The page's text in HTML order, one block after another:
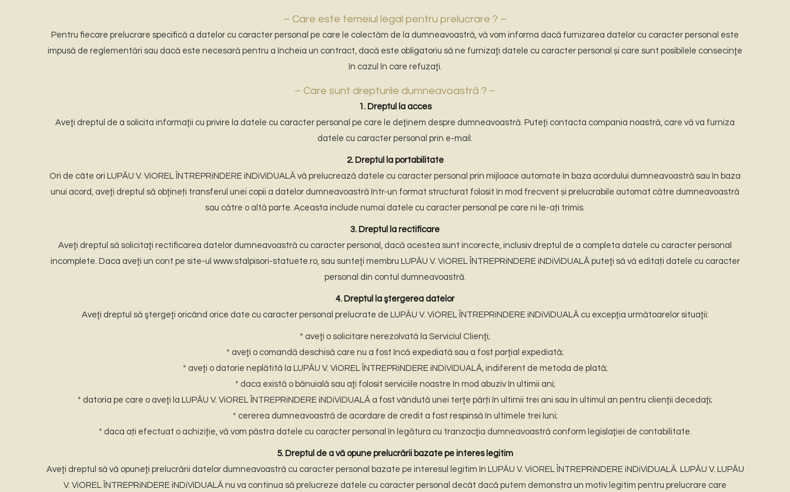
– Care este temeiul legal pentru prelucrare ? –
Pentru fiecare prelucrare specifică a datelor cu caracter personal pe care le colectăm de la dumneavoastră, vă vom informa dacă furnizarea datelor cu caracter personal este
impusă de reglementări sau dacă este necesară pentru a încheia un contract, dacă este obligatoriu să ne furnizaţi datele cu caracter personal și care sunt posibilele consecinţe
în cazul în care refuzaţi.
– Care sunt drepturile dumneavoastră ? –
1. Dreptul la acces
Aveţi dreptul de a solicita informaţii cu privire la datele cu caracter personal pe care le deţinem despre dumneavoastră. Puteţi contacta compania noastră, care vă va furniza
datele cu caracter personal prin e-mail.
2. Dreptul la portabilitate
Ori de câte ori LUPĂU V. ViOREL ÎNTREPRiNDERE iNDiViDUALĂ vă prelucrează datele cu caracter personal prin mijloace automate în baza acordului dumneavoastră sau în baza
unui acord, aveţi dreptul să obţineți transferul unei copii a datelor dumneavoastră într-un format structurat folosit în mod frecvent și prelucrabile automat către dumneavoastră
sau către o altă parte. Aceasta include numai datele cu caracter personal pe care ni le-ați trimis.
3. Dreptul la rectificare
Aveţi dreptul să solicitaţi rectificarea datelor dumneavoastră cu caracter personal, dacă acestea sunt incorecte, inclusiv dreptul de a completa datele cu caracter personal
incomplete. Daca aveţi un cont pe site-ul www.stalpisori-statuete.ro, sau sunteţi membru LUPĂU V. ViOREL ÎNTREPRiNDERE iNDiViDUALĂ puteţi să vă editați datele cu caracter
personal din contul dumneavoastră.
4. Dreptul la ştergerea datelor
Aveţi dreptul să ştergeţi oricând orice date cu caracter personal prelucrate de LUPĂU V. ViOREL ÎNTREPRiNDERE iNDiViDUALĂ cu excepţia următoarelor situaţii:
* aveţi o solicitare nerezolvată la Serviciul Clienţi;
* aveţi o comandă deschisă care nu a fost încă expediată sau a fost parţial expediată;
* aveţi o datorie neplătită la LUPĂU V. ViOREL ÎNTREPRiNDERE iNDiViDUALĂ, indiferent de metoda de plată;
* daca există o bănuială sau aţi folosit serviciile noastre în mod abuziv în ultimii ani;
* datoria pe care o aveţi la LUPĂU V. ViOREL ÎNTREPRiNDERE iNDiViDUALĂ a fost vândută unei terţe părți în ultimii trei ani sau în ultimul an pentru clienţii decedaţi;
* cererea dumneavoastră de acordare de credit a fost respinsă în ultimele trei luni;
* daca ați efectuat o achiziţie, vă vom păstra datele cu caracter personal în legătura cu tranzacţia dumneavoastră conform legislaţiei de contabilitate.
5. Dreptul de a vă opune prelucrării bazate pe interes legitim
Aveţi dreptul să vă opuneţi prelucrării datelor dumneavoastră cu caracter personal bazate pe interesul legitim în LUPĂU V. ViOREL ÎNTREPRiNDERE iNDiViDUALĂ. LUPĂU V. LUPĂU
V. ViOREL ÎNTREPRiNDERE iNDiViDUALĂ nu va continua să prelucreze datele cu caracter personal decât dacă putem demonstra un motiv legitim pentru prelucrare care